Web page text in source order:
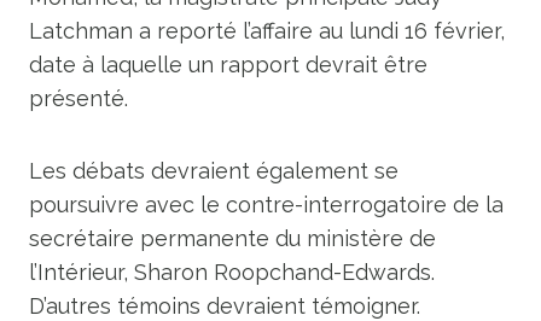
Latchman a reporté l’affaire au lundi 16 février,
date à laquelle un rapport devrait être
présenté.
Les débats devraient également se
poursuivre avec le contre-interrogatoire de la
secrétaire permanente du ministère de
l’Intérieur, Sharon Roopchand-Edwards.
D’autres témoins devraient témoigner.